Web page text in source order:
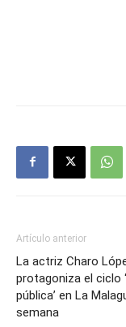
Artículo anterior
La actriz Charo
protagoniza el ciclo
pública’ en La
semana